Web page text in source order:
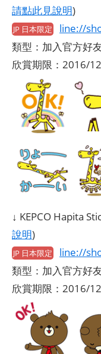
請點此見說明)
JP 日本限定 line://
類型：加入官方好
欣賞期限：2016/
↓ KEPCO Hapita
說明)
JP 日本限定 line://
類型：加入官方好
欣賞期限：2016/